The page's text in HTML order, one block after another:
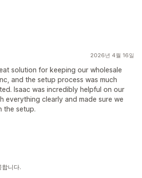
2026년 4월 16일
solution for keeping our wholesale
and the setup process was much
Isaac was incredibly helpful on our
everything clearly and made sure we
the setup.
니다.